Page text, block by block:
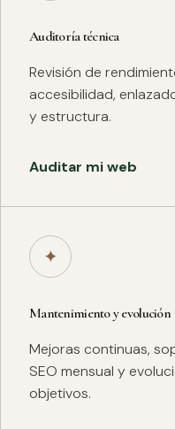
Auditoría técnica
Revisión de
accesibilidad,
y estructura.
Auditar mi web
✦
Mantenimiento y evolución
Mejoras continuas,
SEO mensual y
objetivos.